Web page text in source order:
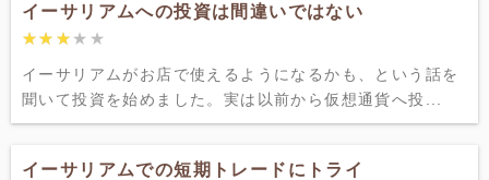
イーサリアムへの投資は間違いではない
★★★★★
★★★★★
イーサリアムがお店で使えるようになるかも、という話を
聞いて投資を始めました。実は以前から仮想通貨へ投...
イーサリアムでの短期トレードにトライ